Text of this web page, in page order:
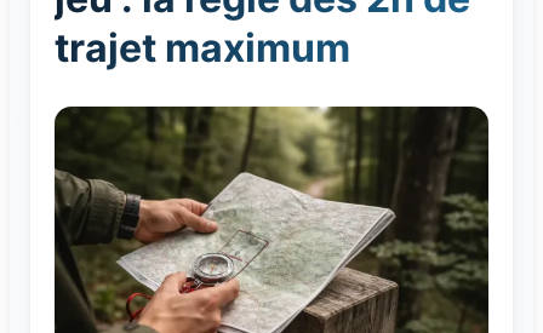
trajet maximum